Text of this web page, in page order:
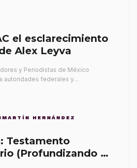
el esclarecimiento
Alex Leyva
y Periodistas de México
autoridades federales y…
HERNÁNDEZ
Testamento
(Profundizando su